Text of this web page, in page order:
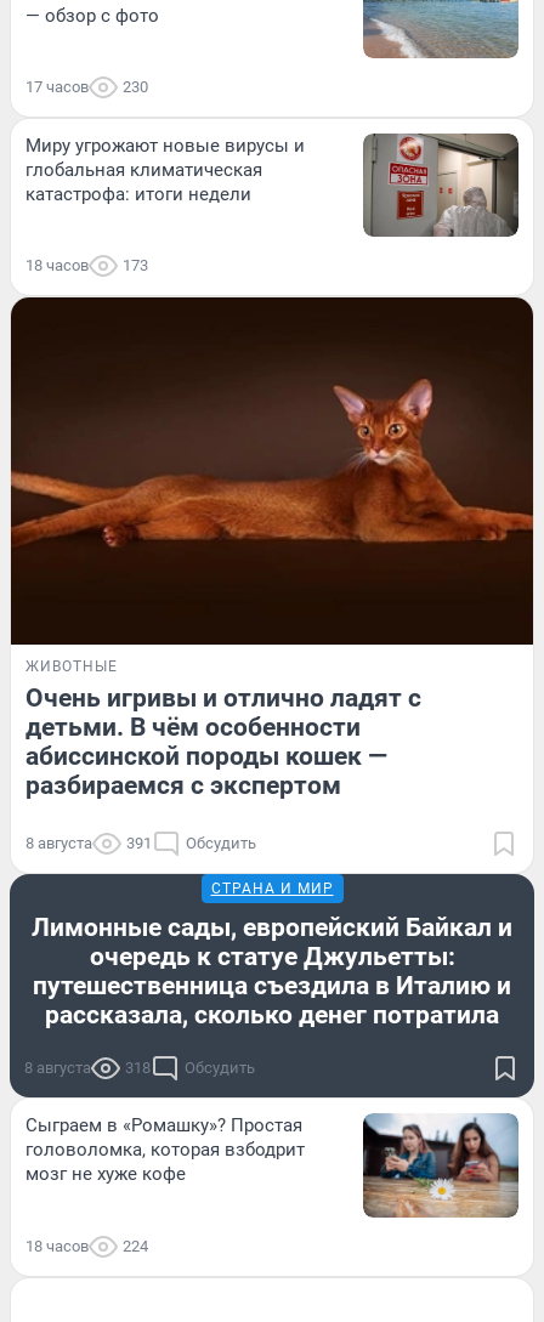
— обзор с фото
17 часов 230
Миру угрожают новые вирусы и
глобальная климатическая
катастрофа: итоги недели
18 часов 173
ЖИВОТНЫЕ
Очень игривы и отлично ладят с
детьми. В чём особенности
абиссинской породы кошек —
разбираемся с экспертом
8 августа 391 Обсудить
СТРАНА И МИР
Лимонные сады, европейский Байкал и
очередь к статуе Джульетты:
путешественница съездила в Италию и
рассказала, сколько денег потратила
8 августа 318 Обсудить
Сыграем в «Ромашку»? Простая
головоломка, которая взбодрит
мозг не хуже кофе
18 часов 224